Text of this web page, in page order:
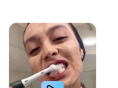
Lire la vidéo : Une jeune femme partage sa